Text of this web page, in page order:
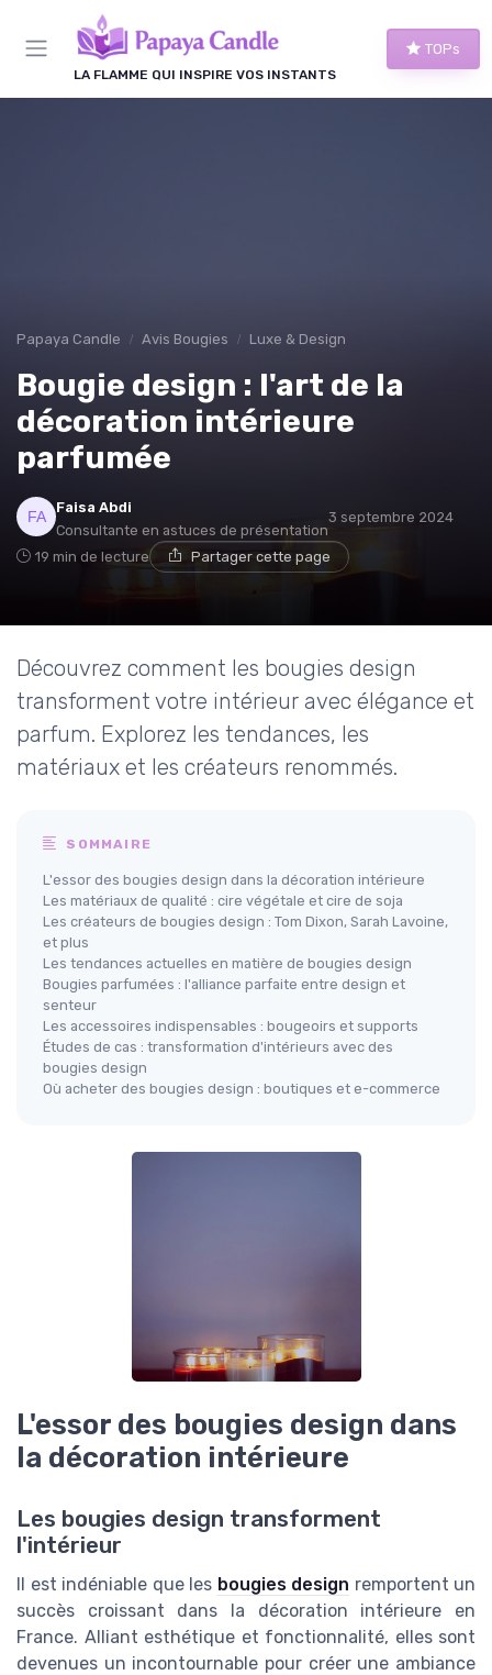
LA FLAMME QUI INSPIRE VOS INSTANTS
TOPs
Papaya Candle Avis Bougies Luxe & Design
Bougie design : l'art de la
décoration intérieure
parfumée
Faisa Abdi
Consultante en astuces de présentation
3 septembre 2024
19 min de lecture Partager cette page
Découvrez comment les bougies design
transforment votre intérieur avec élégance et
parfum. Explorez les tendances, les
matériaux et les créateurs renommés.
SOMMAIRE
L'essor des bougies design dans la décoration intérieure
Les matériaux de qualité : cire végétale et cire de soja
Les créateurs de bougies design : Tom Dixon, Sarah Lavoine,
et plus
Les tendances actuelles en matière de bougies design
Bougies parfumées : l'alliance parfaite entre design et
senteur
Les accessoires indispensables : bougeoirs et supports
Études de cas : transformation d'intérieurs avec des
bougies design
Où acheter des bougies design : boutiques et e-commerce
L'essor des bougies design dans
la décoration intérieure
Les bougies design transforment
l'intérieur
Il est indéniable que les bougies design remportent un
succès croissant dans la décoration intérieure en
France. Alliant esthétique et fonctionnalité, elles sont
devenues un incontournable pour créer une ambiance
Panneau de gestion des cookies